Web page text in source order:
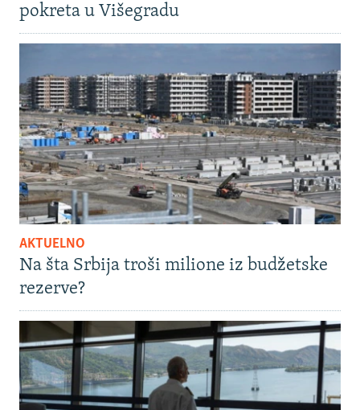
pokreta u Višegradu
AKTUELNO
Na šta Srbija troši milione iz budžetske
rezerve?